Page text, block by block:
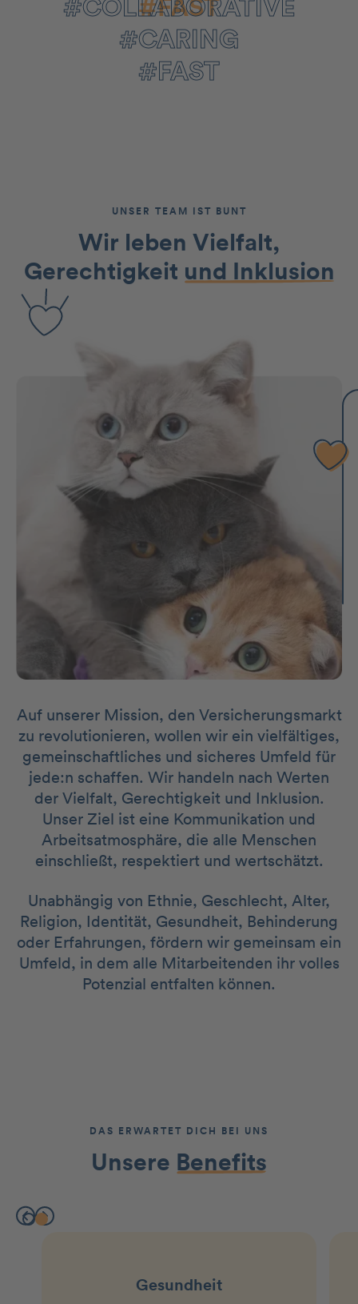
#COLLABORATIVE
#CARING
#FAST
#FAST
UNSER TEAM IST BUNT
Wir leben Vielfalt,
Gerechtigkeit und Inklusion
Auf unserer Mission, den Versicherungsmarkt
zu revolutionieren, wollen wir ein vielfältiges,
gemeinschaftliches und sicheres Umfeld für
jede:n schaffen. Wir handeln nach Werten
der Vielfalt, Gerechtigkeit und Inklusion.
Unser Ziel ist eine Kommunikation und
Arbeitsatmosphäre, die alle Menschen
einschließt, respektiert und wertschätzt.
Unabhängig von Ethnie, Geschlecht, Alter,
Religion, Identität, Gesundheit, Behinderung
oder Erfahrungen, fördern wir gemeinsam ein
Umfeld, in dem alle Mitarbeitenden ihr volles
Potenzial entfalten können.
DAS ERWARTET DICH BEI UNS
Unsere Benefits
Gesundheit